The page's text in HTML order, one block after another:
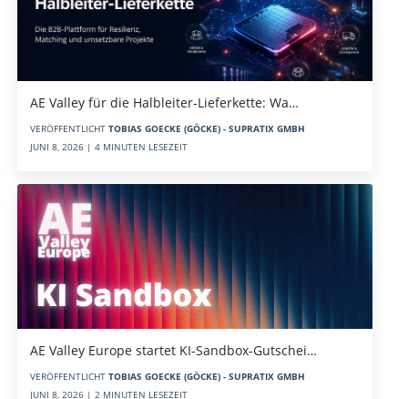
AE Valley für die Halbleiter-Lieferkette: Wa…
VERÖFFENTLICHT TOBIAS GOECKE (GÖCKE) - SUPRATIX GMBH
JUNI 8, 2026 | 4 MINUTEN LESEZEIT
AE Valley Europe startet KI-Sandbox-Gutschei…
VERÖFFENTLICHT TOBIAS GOECKE (GÖCKE) - SUPRATIX GMBH
JUNI 8, 2026 | 2 MINUTEN LESEZEIT